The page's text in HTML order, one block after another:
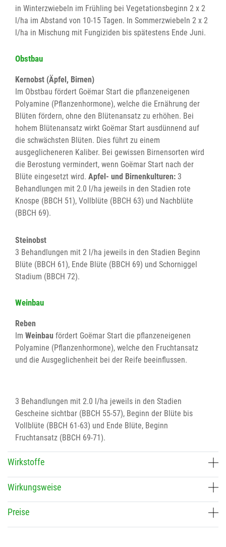
in Winterzwiebeln im Frühling bei Vegetationsbeginn 2 x 2
l/ha im Abstand von 10-15 Tagen. In Sommerzwiebeln 2 x 2
l/ha in Mischung mit Fungiziden bis spätestens Ende Juni.
Obstbau
Kernobst (Äpfel, Birnen)
Im Obstbau fördert Goëmar Start die pflanzeneigenen
Polyamine (Pflanzenhormone), welche die Ernährung der
Blüten fördern, ohne den Blütenansatz zu erhöhen. Bei
hohem Blütenansatz wirkt Goëmar Start ausdünnend auf
die schwächsten Blüten. Dies führt zu einem
ausgeglicheneren Kaliber. Bei gewissen Birnensorten wird
die Berostung vermindert, wenn Goëmar Start nach der
Blüte eingesetzt wird. Apfel- und Birnenkulturen: 3
Behandlungen mit 2.0 l/ha jeweils in den Stadien rote
Knospe (BBCH 51), Vollblüte (BBCH 63) und Nachblüte
(BBCH 69).
Steinobst
3 Behandlungen mit 2 l/ha jeweils in den Stadien Beginn
Blüte (BBCH 61), Ende Blüte (BBCH 69) und Schorniggel
Stadium (BBCH 72).
Weinbau
Reben
Im Weinbau fördert Goëmar Start die pflanzeneigenen
Polyamine (Pflanzenhormone), welche den Fruchtansatz
und die Ausgeglichenheit bei der Reife beeinflussen.
3 Behandlungen mit 2.0 l/ha jeweils in den Stadien
Gescheine sichtbar (BBCH 55-57), Beginn der Blüte bis
Vollblüte (BBCH 61-63) und Ende Blüte, Beginn
Fruchtansatz (BBCH 69-71).
Wirkstoffe
Wirkungsweise
Preise